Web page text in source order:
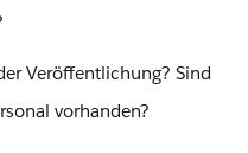
Veröffentlichung? Sind
vorhanden?